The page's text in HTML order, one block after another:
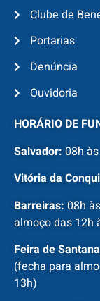
Clube de
Portarias
Denúncia
Ouvidoria
HORÁRIO DE
Salvador: 08h
Vitória da
Barreiras: 08h
almoço das 12h
Feira de
(fecha para
13h)